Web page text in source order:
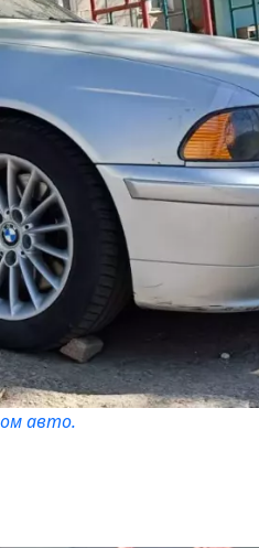
авто.